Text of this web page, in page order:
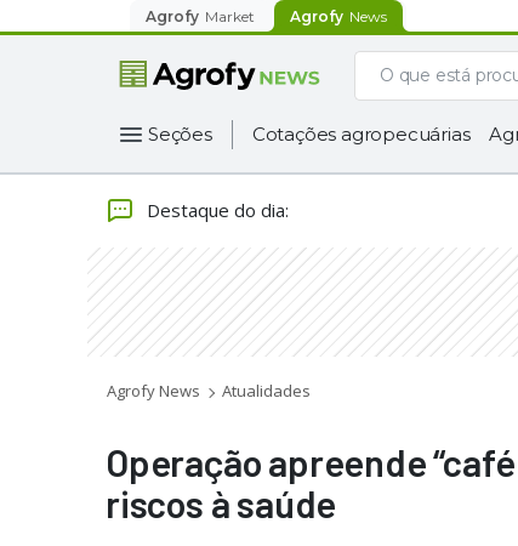
Agrofy Market Agrofy News
Seções Cotações agropecuárias
Destaque do dia:
Agrofy News Atualidades
Operação apreende
riscos à saúde